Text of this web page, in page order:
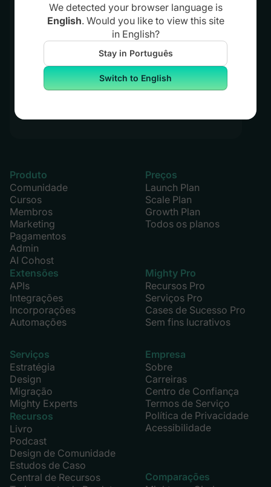
Comece seu teste grátis
14 dias. Não é necessário cartão de
Produto
Comunidade
Cursos
Membros
Marketing
Pagamentos
Admin
AI Cohost
Extensões
APIs
Integrações
Incorporações
Automações
Preços
Launch Plan
Scale Plan
Growth Plan
Todos os planos
Mighty Pro
Recursos Pro
Serviços Pro
Cases de Sucesso Pro
Sem fins lucrativos
Serviços
Estratégia
Design
Migração
Mighty Experts
Recursos
Livro
Podcast
Design de Comunidade
Estudos de Caso
Central de Recursos
Empresa
Sobre
Carreiras
Centro de Confiança
Termos de Serviço
Política de Privacidade
Acessibilidade
Comparações
We detected your browser language is
English. Would you like to view this site
in English?
Stay in Português
Switch to English